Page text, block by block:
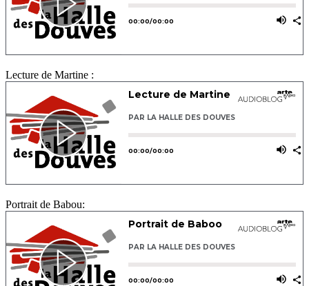
Lecture de Martine :
Portrait de Babou: